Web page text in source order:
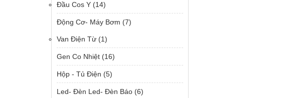
Đầu Cos Y (14)
Động Cơ- Máy Bơm (7)
Van Điện Từ (1)
Gen Co Nhiệt (16)
Hộp - Tủ Điện (5)
Led- Đèn Led- Đèn Báo (6)